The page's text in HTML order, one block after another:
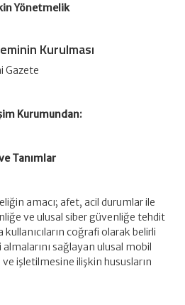
Yönetmelik
Kurulması
Gazete
Kurumundan:
Tanımlar
amacı; afet, acil durumlar ile
ve ulusal siber güvenliğe tehdit
coğrafi olarak belirli
sağlayan ulusal mobil
işletilmesine ilişkin hususların